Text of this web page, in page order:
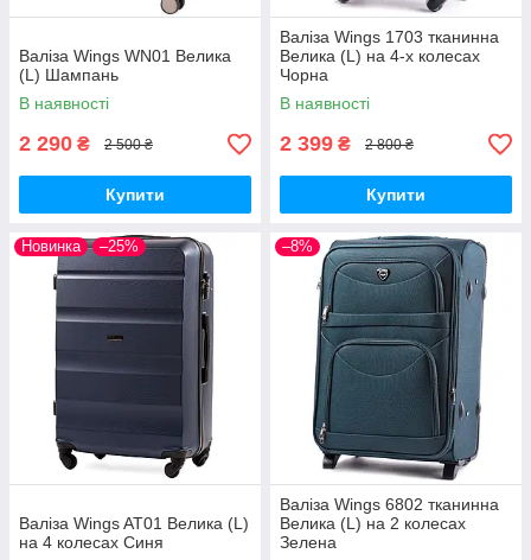
Валіза Wings WN01 Велика
(L) Шампань
В наявності
2 290 ₴ 2 500 ₴
Купити
Валіза Wings 1703 тканинна
Велика (L) на 4-х колесах
Чорна
В наявності
2 399 ₴ 2 800 ₴
Купити
Новинка –25%
Валіза Wings AT01 Велика (L)
на 4 колесах Синя
–8%
Валіза Wings 6802 тканинна
Велика (L) на 2 колесах
Зелена